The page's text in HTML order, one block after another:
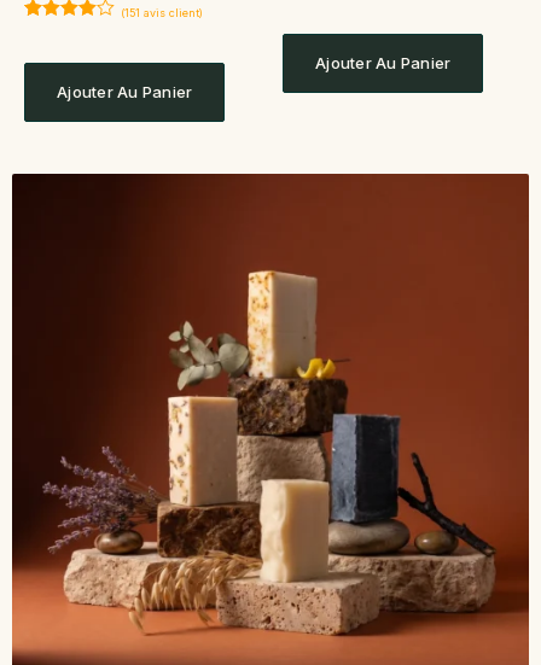
basé sur
client
(151 avis client)
Ajouter Au Panier
basé sur
clientAjouter Au Panier